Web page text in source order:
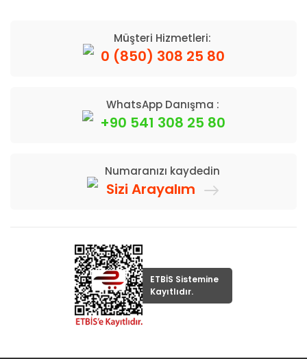
Müşteri Hizmetleri:
0 (850) 308 25 80
WhatsApp Danışma :
+90 541 308 25 80
Numaranızı kaydedin
Sizi Arayalım
ETBİS Sistemine
Kayıtlıdır.